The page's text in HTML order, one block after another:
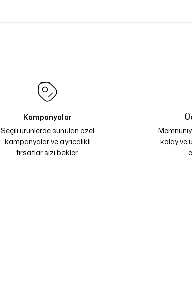
Kampanyalar
Seçili ürünlerde sunulan özel
kampanyalar ve ayrıcalıklı
fırsatlar sizi bekler.
kolay ve